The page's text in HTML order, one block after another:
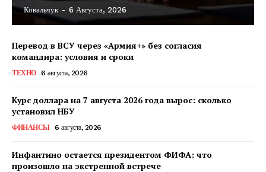
Ковальчук - 6 Августа, 2026
Перевод в ВСУ через «Армия+» без согласия
командира: условия и сроки
ТЕХНО 6 августа, 2026
Курс доллара на 7 августа 2026 года вырос: сколько
установил НБУ
ФИНАНСЫ 6 августа, 2026
Инфантино остается президентом ФИФА: что
произошло на экстренной встрече